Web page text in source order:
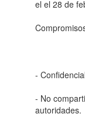
el el 28 de
-
- No
autoridades.